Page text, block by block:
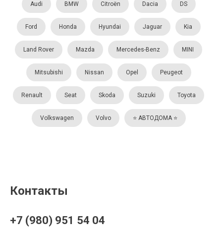
Audi BMW Citroën Dacia DS
Ford Honda Hyundai Jaguar Kia
Land Rover Mazda Mercedes-Benz MINI
Mitsubishi Nissan Opel Peugeot
Renault Seat Skoda Suzuki Toyota
Volkswagen Volvo ⭐️ АВТОДОМА ⭐️
Контакты
+7 (980) 951 54 04